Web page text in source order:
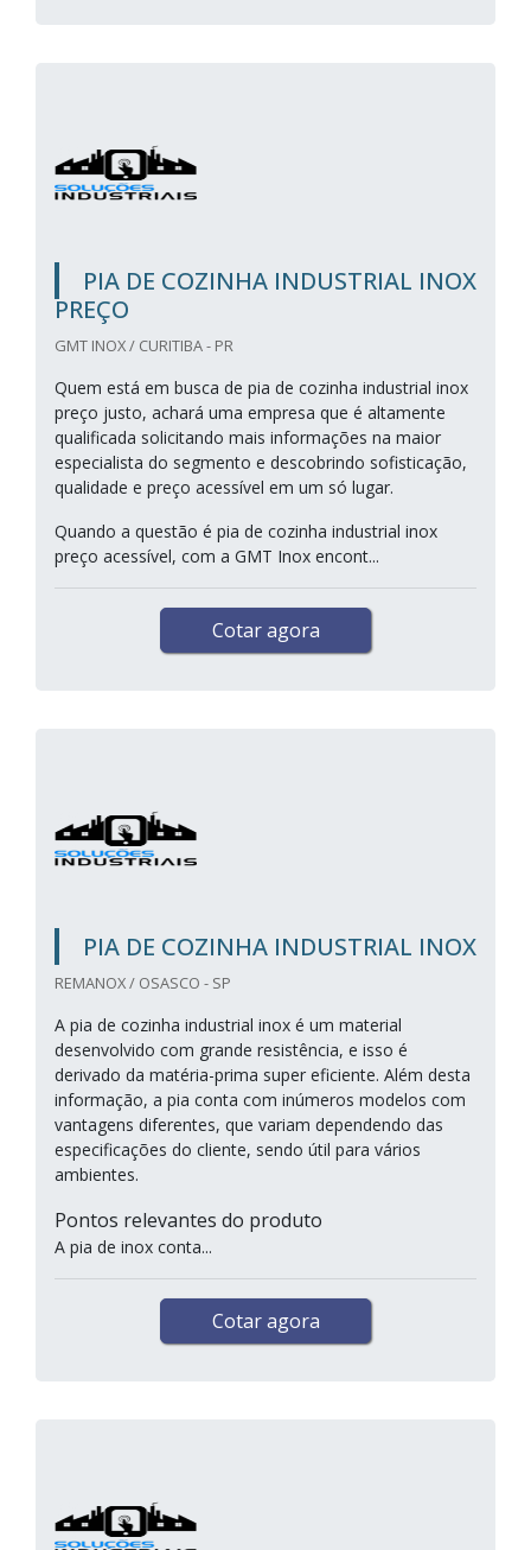
PIA DE COZINHA INDUSTRIAL INOX
PREÇO
GMT INOX / CURITIBA - PR
Quem está em busca de pia de cozinha industrial inox
preço justo, achará uma empresa que é altamente
qualificada solicitando mais informações na maior
especialista do segmento e descobrindo sofisticação,
qualidade e preço acessível em um só lugar.
Quando a questão é pia de cozinha industrial inox
preço acessível, com a GMT Inox encont...
Cotar agora
PIA DE COZINHA INDUSTRIAL INOX
REMANOX / OSASCO - SP
A pia de cozinha industrial inox é um material
desenvolvido com grande resistência, e isso é
derivado da matéria-prima super eficiente. Além desta
informação, a pia conta com inúmeros modelos com
vantagens diferentes, que variam dependendo das
especificações do cliente, sendo útil para vários
ambientes.
Pontos relevantes do produto
A pia de inox conta...
Cotar agora